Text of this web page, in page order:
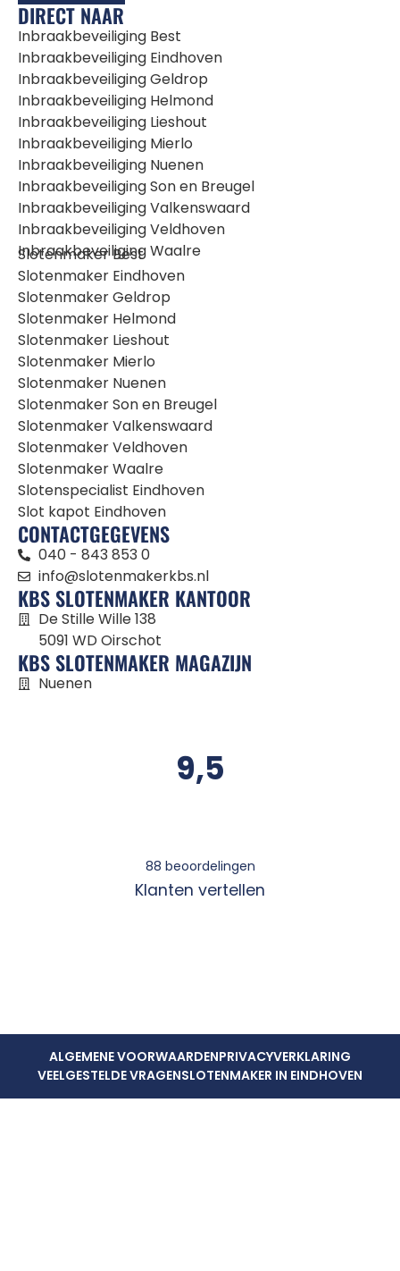
DIRECT NAAR
Inbraakbeveiliging Best
Inbraakbeveiliging Eindhoven
Inbraakbeveiliging Geldrop
Inbraakbeveiliging Helmond
Inbraakbeveiliging Lieshout
Inbraakbeveiliging Mierlo
Inbraakbeveiliging Nuenen
Inbraakbeveiliging Son en Breugel
Inbraakbeveiliging Valkenswaard
Inbraakbeveiliging Veldhoven
Inbraakbeveiliging Waalre
Slotenmaker Best
Slotenmaker Eindhoven
Slotenmaker Geldrop
Slotenmaker Helmond
Slotenmaker Lieshout
Slotenmaker Mierlo
Slotenmaker Nuenen
Slotenmaker Son en Breugel
Slotenmaker Valkenswaard
Slotenmaker Veldhoven
Slotenmaker Waalre
Slotenspecialist Eindhoven
Slot kapot Eindhoven
CONTACTGEGEVENS
040 - 843 853 0
info@slotenmakerkbs.nl
KBS SLOTENMAKER KANTOOR
De Stille Wille 138
5091 WD Oirschot
KBS SLOTENMAKER MAGAZIJN
Nuenen
9,5
88 beoordelingen
Klanten vertellen
ALGEMENE VOORWAARDENPRIVACYVERKLARING
VEELGESTELDE VRAGENSLOTENMAKER IN EINDHOVEN